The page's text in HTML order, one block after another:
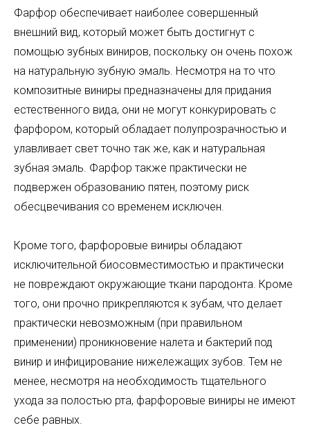
Фарфор обеспечивает наиболее совершенный
внешний вид, который может быть достигнут с
помощью зубных виниров, поскольку он очень похож
на натуральную зубную эмаль. Несмотря на то что
композитные виниры предназначены для придания
естественного вида, они не могут конкурировать с
фарфором, который обладает полупрозрачностью и
улавливает свет точно так же, как и натуральная
зубная эмаль. Фарфор также практически не
подвержен образованию пятен, поэтому риск
обесцвечивания со временем исключен.
Кроме того, фарфоровые виниры обладают
исключительной биосовместимостью и практически
не повреждают окружающие ткани пародонта. Кроме
того, они прочно прикрепляются к зубам, что делает
практически невозможным (при правильном
применении) проникновение налета и бактерий под
винир и инфицирование нижележащих зубов. Тем не
менее, несмотря на необходимость тщательного
ухода за полостью рта, фарфоровые виниры не имеют
себе равных.